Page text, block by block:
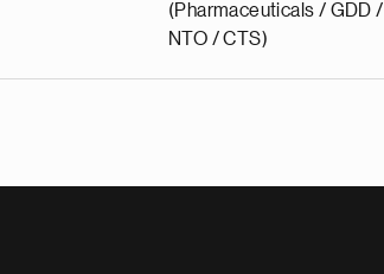
(Pharmaceuticals / GDD /
NTO / CTS)